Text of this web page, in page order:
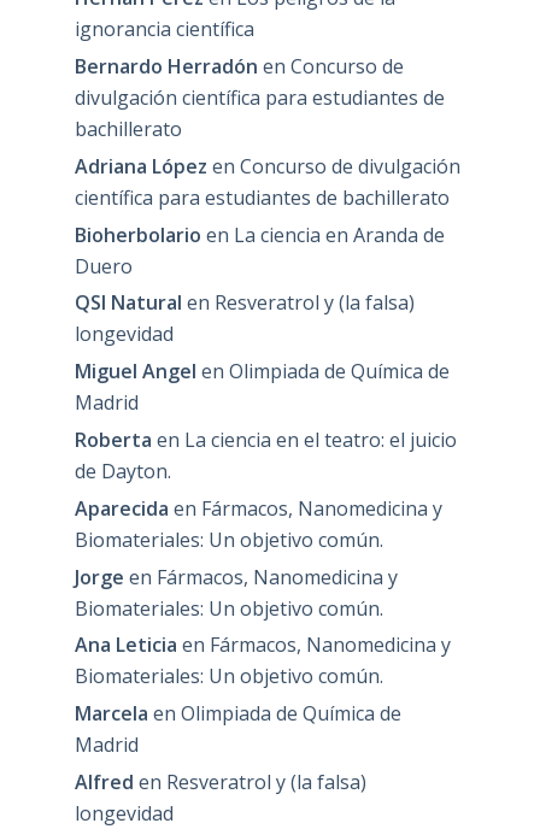
ignorancia científica
Bernardo Herradón en Concurso de
divulgación científica para estudiantes de
bachillerato
Adriana López en Concurso de divulgación
científica para estudiantes de bachillerato
Bioherbolario en La ciencia en Aranda de
Duero
QSI Natural en Resveratrol y (la falsa)
longevidad
Miguel Angel en Olimpiada de Química de
Madrid
Roberta en La ciencia en el teatro: el juicio
de Dayton.
Aparecida en Fármacos, Nanomedicina y
Biomateriales: Un objetivo común.
Jorge en Fármacos, Nanomedicina y
Biomateriales: Un objetivo común.
Ana Leticia en Fármacos, Nanomedicina y
Biomateriales: Un objetivo común.
Marcela en Olimpiada de Química de
Madrid
Alfred en Resveratrol y (la falsa)
longevidad